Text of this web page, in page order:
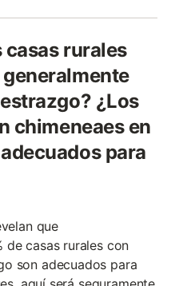
casas rurales
¿Los
chimeneaes en
para
que
de casas rurales con
son adecuados para